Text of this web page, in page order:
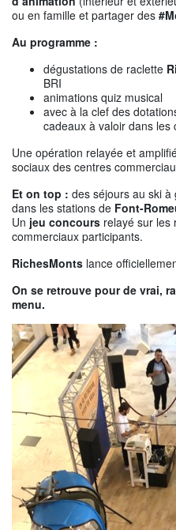
ou en famille et partager des
Au programme :
dégustations de raclette
BRI
animations quiz musical
avec à la clef des
cadeaux à valoir dans
Une opération relayée et
sociaux des centres
Et on top : des séjours au ski à
dans les stations de Font-
Un jeu concours relayé sur les
commerciaux participants.
RichesMonts lance
On se retrouve pour de vrai,
menu.